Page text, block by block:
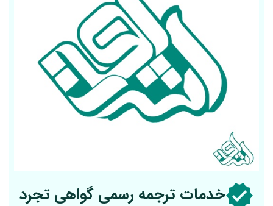
خدمات ترجمه رسمی گواهی تجرد